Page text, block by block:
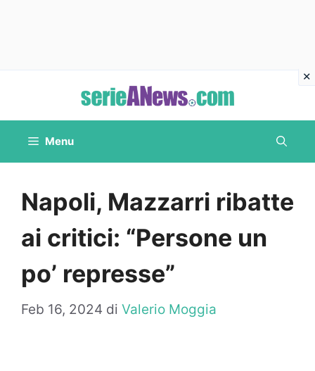
contenuto
Menu
Napoli, Mazzarri ribatte
ai critici: “Persone un
po’ represse”
Feb 16, 2024 di Valerio Moggia